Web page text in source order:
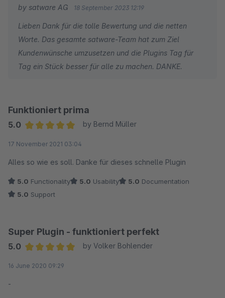
by satware AG 18 September 2023 12:19
Lieben Dank für die tolle Bewertung und die netten
Worte. Das gesamte satware-Team hat zum Ziel
Kundenwünsche umzusetzen und die Plugins Tag für
Tag ein Stück besser für alle zu machen. DANKE.
Funktioniert prima
5.0
by Bernd Müller
17 November 2021 03:04
Alles so wie es soll. Danke für dieses schnelle Plugin
5.0 Functionality 5.0 Usability 5.0 Documentation
5.0 Support
Super Plugin - funktioniert perfekt
5.0
by Volker Bohlender
16 June 2020 09:29
-